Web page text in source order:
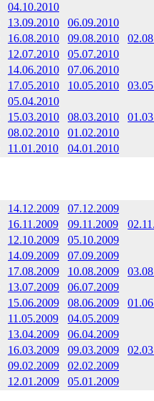
04.10.2010
13.09.2010
06.09.2010
16.08.2010 09.08.2010
12.07.2010
05.07.2010
14.06.2010
07.06.2010
17.05.2010 10.05.2010
05.04.2010
15.03.2010 08.03.2010
08.02.2010
01.02.2010
11.01.2010 04.01.2010
14.12.2009
07.12.2009
16.11.2009 09.11.2009
12.10.2009
05.10.2009
14.09.2009
07.09.2009
17.08.2009 10.08.2009
13.07.2009
06.07.2009
15.06.2009 08.06.2009
11.05.2009
04.05.2009
13.04.2009
06.04.2009
16.03.2009 09.03.2009
09.02.2009
02.02.2009
12.01.2009 05.01.2009